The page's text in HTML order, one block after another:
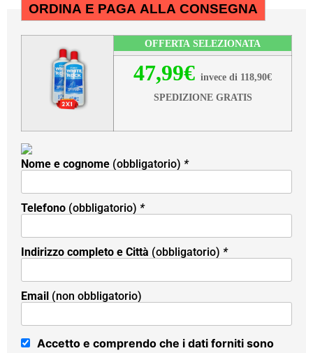
ORDINA E PAGA ALLA CONSEGNA
OFFERTA SELEZIONATA
47,99€ invece di 118,90€
SPEDIZIONE GRATIS
Nome e cognome (obbligatorio) *
Telefono (obbligatorio) *
Indirizzo completo e Città (obbligatorio) *
Email (non obbligatorio)
Accetto e comprendo che i dati forniti sono